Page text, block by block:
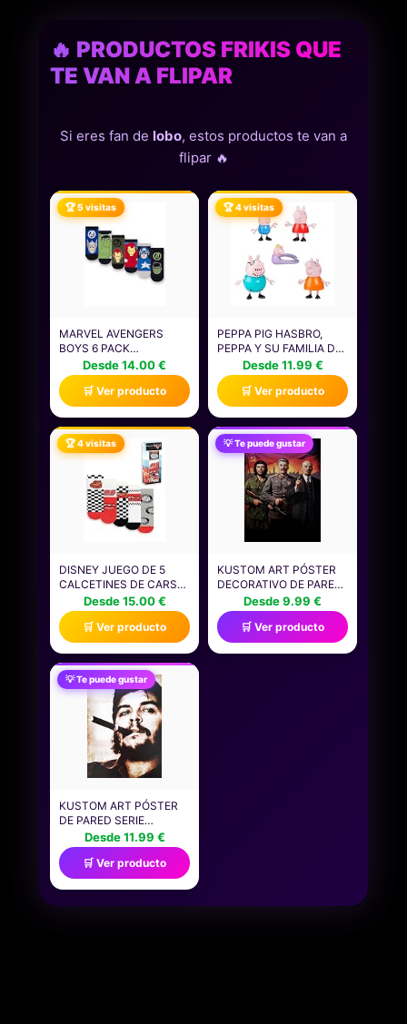
🔥 PRODUCTOS FRIKIS QUE
TE VAN A FLIPAR
Si eres fan de lobo, estos productos te van a
flipar 🔥
🏆 5 visitas
MARVEL AVENGERS
BOYS 6 PACK
CALCETINES |
CALCETINES DE
PERSONAJES
ATLÉTICOS
MULTICOLORES DE
SUPERHÉROES PARA
NIÑOS | HULK CAPITÁN
AMÉRICA IRON MAN
THOR CALZADO
GRÁFICO | CÓMODO
JUEGO PARA NIÑOS
Desde 14.00 €
🛒 Ver producto
🏆 4 visitas
PEPPA PIG HASBRO,
PEPPA Y SU FAMILIA DE
CINCO, MUÑECOS PARA
NIÑAS Y NIÑOS
PEQUEÑOS, 5 FIGURAS
DE PERSONAJES DE LA
SERIE, ACCESORIOS
PARA CASA DE
MUÑECAS, COLOR
ROSA, REGALO DE
JUEGOS
Desde 11.99 €
🛒 Ver producto
🏆 4 visitas
DISNEY JUEGO DE 5
CALCETINES DE CARS
RAYO MCQUEEN PARA
NIÑO, EN ROJO, NEGRO,
BLANCO Y GRIS | PARA
USO DIARIO CON
ESTAMPADO DE RAYAS
Y CUADROS |
CALCETINES
INFANTILES CON
PERSONAJES
MERCHANDISING
Desde 15.00 €
🛒 Ver producto
💡 Te puede gustar
KUSTOM ART PÓSTER
DECORATIVO DE PARED
SERIE GRANDES
PERSONAJES DE LA
HISTORIA STALIN CHE
GUEVARA LENIN
IMPRESIÓN ARTÍSTICA
Desde 9.99 €
🛒 Ver producto
💡 Te puede gustar
KUSTOM ART PÓSTER
DE PARED SERIE
CELEBRI PERSONAJES
DE LA HISTORIA CHE
GUEVARA SIN MARCO.
IMPRESIÓN ARTÍSTICA
SOBRE PAPEL DE
PATINATA 40 X 30 CM
Desde 11.99 €
🛒 Ver producto